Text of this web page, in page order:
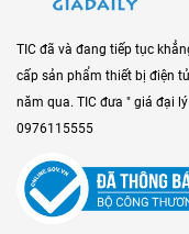
TIC đã và đang tiếp tục
cấp sản phẩm thiết bị điện
năm qua. TIC đưa " giá đại
0976115555